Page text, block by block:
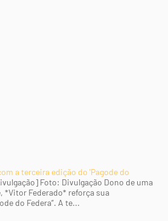
a terceira edição do 'Pagode do
Foto: Divulgação Dono de uma
*Vitor Federado* reforça sua
do Federa”. A te...